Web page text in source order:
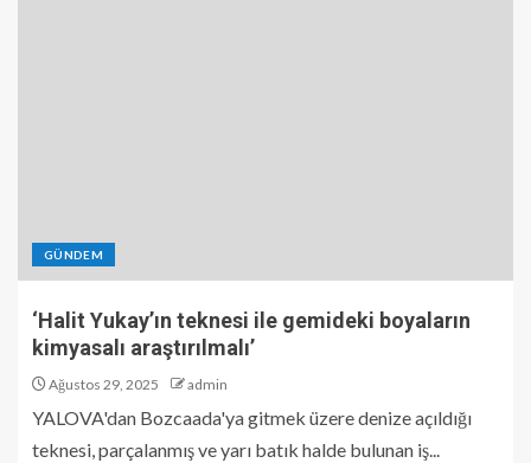
GÜNDEM
‘Halit Yukay’ın teknesi ile gemideki boyaların
kimyasalı araştırılmalı’
Ağustos 29, 2025 admin
YALOVA'dan Bozcaada'ya gitmek üzere denize açıldığı
teknesi, parçalanmış ve yarı batık halde bulunan iş...